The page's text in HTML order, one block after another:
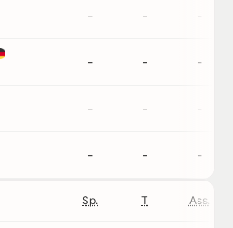
- - -
- - -
- - -
- - -
Sp. T Ass.